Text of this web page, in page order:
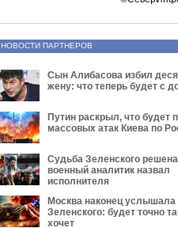
НОВОСТИ ПАРТНЕРОВ
Сын Алибасова избил
жену: что теперь будет с
Путин раскрыл, что будет
массовых атак Киева по
Судьба Зеленского
военный аналитик назвал
исполнителя
Москва наконец услышала
Зеленского: будет точно
хочет